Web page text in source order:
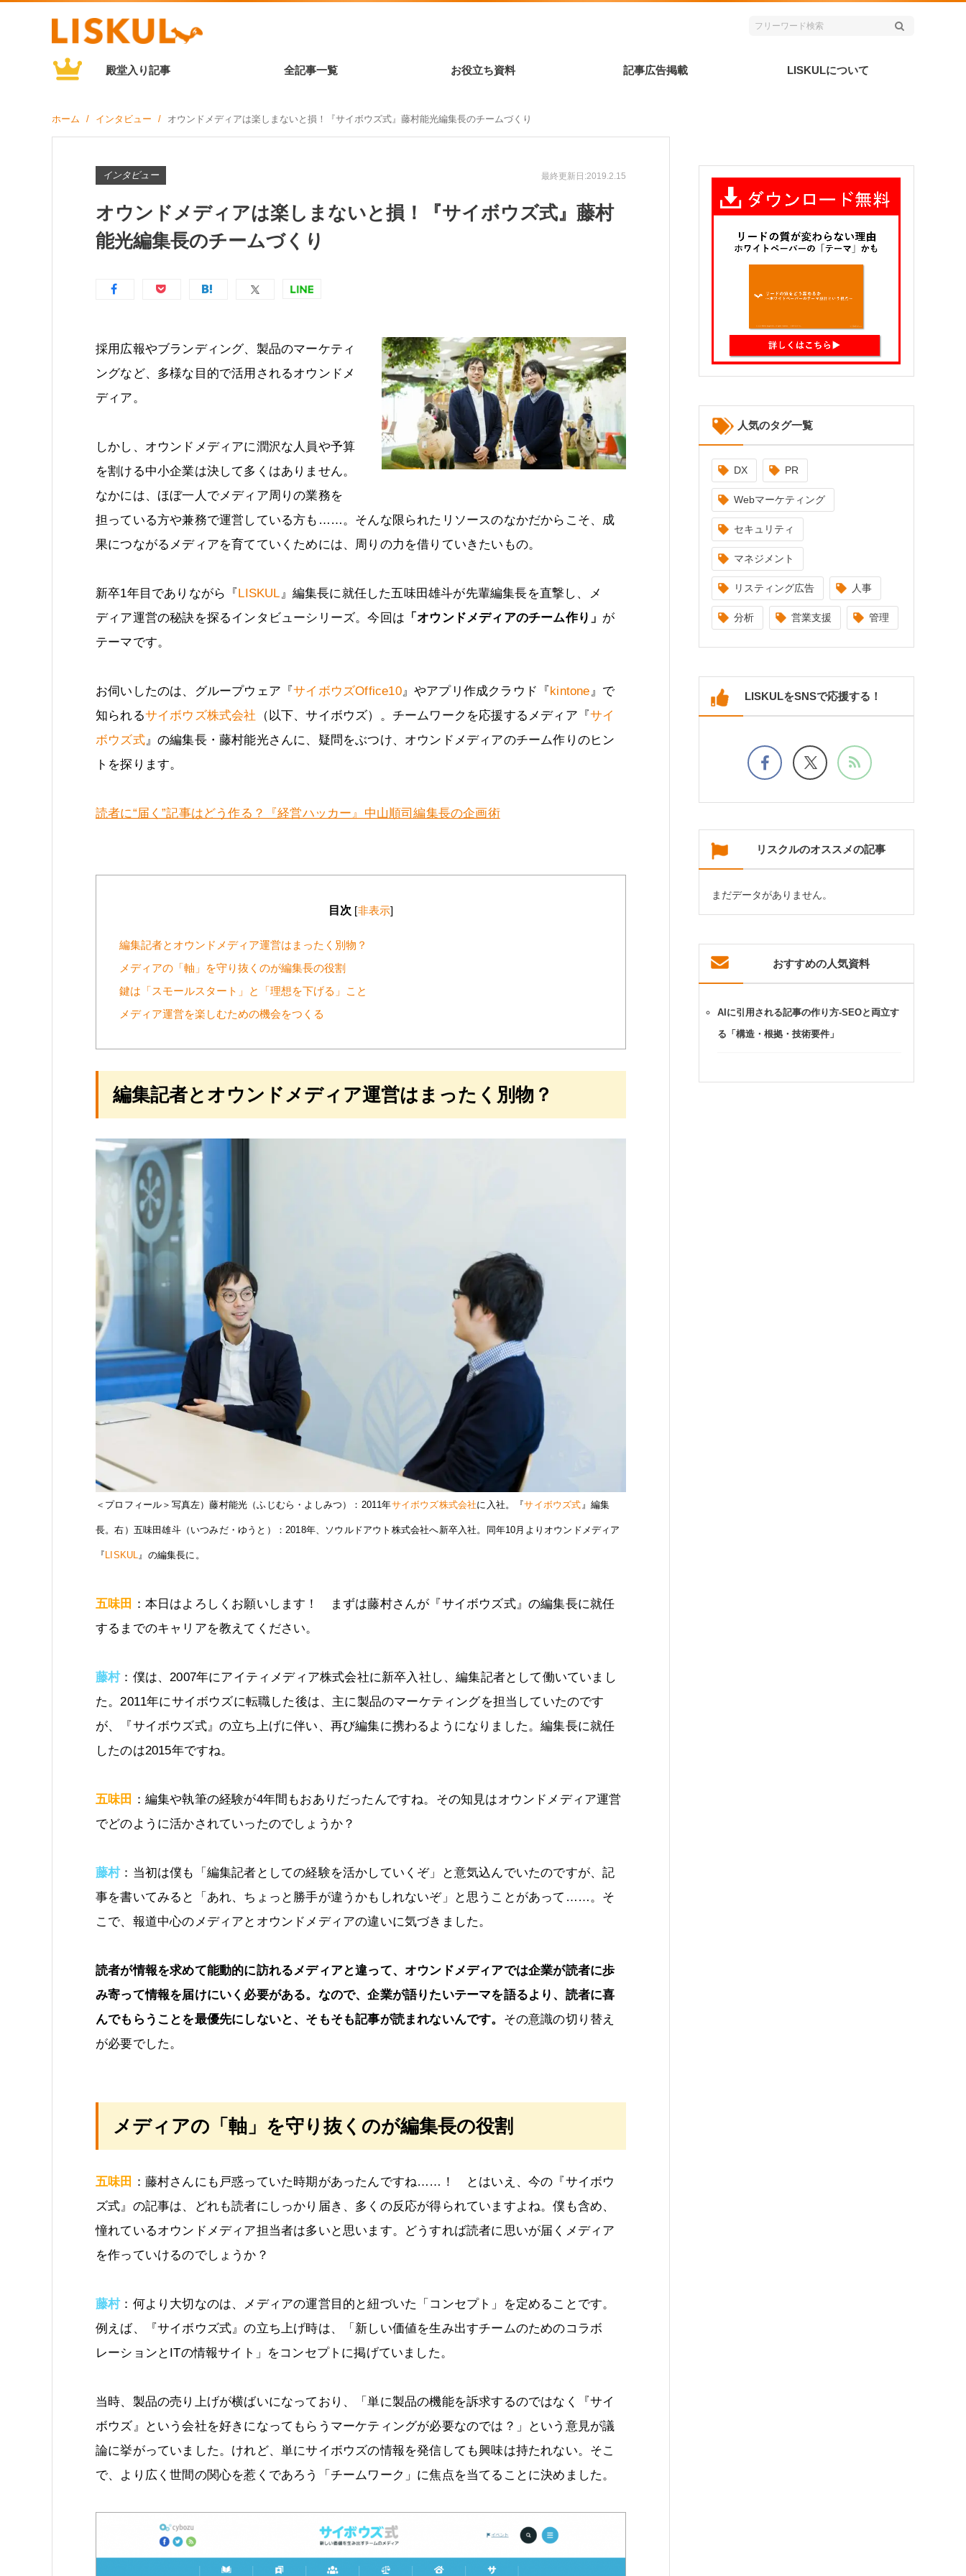
殿堂入り記事 全記事一覧 お役立ち資料 記事広告掲載 LISKULについて
ホーム インタビュー オウンドメディアは楽しまないと損！『サイボウズ式』藤村能光編集長のチームづくり
インタビュー 最終更新日:2019.2.15
オウンドメディアは楽しまないと損！『サイボウズ式』藤村
能光編集長のチームづくり
採用広報やブランディング、製品のマーケティ
ングなど、多様な目的で活用されるオウンドメ
ディア。
しかし、オウンドメディアに潤沢な人員や予算
を割ける中小企業は決して多くはありません。
なかには、ほぼ一人でメディア周りの業務を
担っている方や兼務で運営している方も……。そんな限られたリソースのなかだからこそ、成
果につながるメディアを育てていくためには、周りの力を借りていきたいもの。
新卒1年目でありながら『LISKUL』編集長に就任した五味田雄斗が先輩編集長を直撃し、メ
ディア運営の秘訣を探るインタビューシリーズ。今回は 「オウンドメディアのチーム作り」 が
テーマです。
お伺いしたのは、グループウェア『サイボウズOffice10』やアプリ作成クラウド『kintone』で
知られるサイボウズ株式会社 （以下、サイボウズ）。チームワークを応援するメディア『サイ
ボウズ式』の編集長・藤村能光さんに、疑問をぶつけ、オウンドメディアのチーム作りのヒン
トを探ります。
読者に“届く”記事はどう作る？『経営ハッカー』中山順司編集長の企画術
目次 [非表示]
編集記者とオウンドメディア運営はまったく別物？
メディアの「軸」を守り抜くのが編集長の役割
鍵は「スモールスタート」と「理想を下げる」こと
メディア運営を楽しむための機会をつくる
編集記者とオウンドメディア運営はまったく別物？
＜プロフィール＞写真左）藤村能光（ふじむら・よしみつ）：2011年サイボウズ株式会社に入社。『サイボウズ式』編集
長。右）五味田雄斗（いつみだ・ゆうと）：2018年、ソウルドアウト株式会社へ新卒入社。同年10月よりオウンドメディア
『 LISKUL』の編集長に。
五味田 ：本日はよろしくお願いします！ まずは藤村さんが『サイボウズ式』の編集長に就任
するまでのキャリアを教えてください。
藤村：僕は、2007年にアイティメディア株式会社に新卒入社し、編集記者として働いていまし
た。2011年にサイボウズに転職した後は、主に製品のマーケティングを担当していたのです
が、『サイボウズ式』の立ち上げに伴い、再び編集に携わるようになりました。編集長に就任
したのは2015年ですね。
五味田 ：編集や執筆の経験が4年間もおありだったんですね。その知見はオウンドメディア運営
でどのように活かされていったのでしょうか？
藤村：当初は僕も「編集記者としての経験を活かしていくぞ」と意気込んでいたのですが、記
事を書いてみると「あれ、ちょっと勝手が違うかもしれないぞ」と思うことがあって……。そ
こで、報道中心のメディアとオウンドメディアの違いに気づきました。
読者が情報を求めて能動的に訪れるメディアと違って、オウンドメディアでは企業が読者に歩
み寄って情報を届けにいく必要がある。なので、企業が語りたいテーマを語るより、読者に喜
んでもらうことを最優先にしないと、そもそも記事が読まれないんです。 その意識の切り替え
が必要でした。
メディアの「軸」を守り抜くのが編集長の役割
五味田 ：藤村さんにも戸惑っていた時期があったんですね……！ とはいえ、今の『サイボウ
ズ式』の記事は、どれも読者にしっかり届き、多くの反応が得られていますよね。僕も含め、
憧れているオウンドメディア担当者は多いと思います。どうすれば読者に思いが届くメディア
を作っていけるのでしょうか？
藤村：何より大切なのは、メディアの運営目的と紐づいた「コンセプト」を定めることです。
例えば、『サイボウズ式』の立ち上げ時は、「新しい価値を生み出すチームのためのコラボ
レーションとITの情報サイト」をコンセプトに掲げていました。
当時、製品の売り上げが横ばいになっており、「単に製品の機能を訴求するのではなく『サイ
ボウズ』という会社を好きになってもらうマーケティングが必要なのでは？」という意見が議
論に挙がっていました。けれど、単にサイボウズの情報を発信しても興味は持たれない。そこ
で、より広く世間の関心を惹くであろう「チームワーク」に焦点を当てることに決めました。
人気のタグ一覧
DX PR
Webマーケティング
セキュリティ
マネジメント
リスティング広告 人事
分析 営業支援 管理
LISKULをSNSで応援する！
リスクルのオススメの記事
まだデータがありません。
おすすめの人気資料
AIに引用される記事の作り方-SEOと両立す
る「構造・根拠・技術要件」